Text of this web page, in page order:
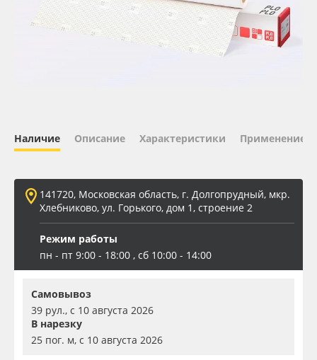
Oracal 641
ПЭТ листовой
Вспененный ПВХ
Баннер
Наличие Описание Характеристики Применение
141720, Московская область, г. Долгопрудный, мкр.
Хлебниково, ул. Горького, дом 1, строение 2
Режим работы
пн - пт 9:00 - 18:00 , сб 10:00 - 14:00
Самовывоз
39 рул., с 10 августа 2026
В нарезку
25 пог. м, с 10 августа 2026